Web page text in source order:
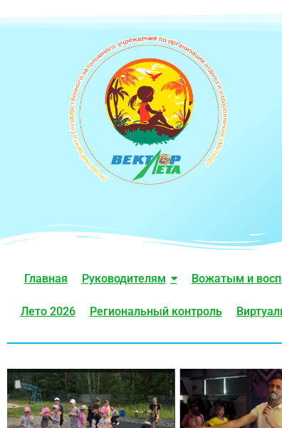
Главная Руководителям Вожатым и
Лето 2026 Региональный контроль